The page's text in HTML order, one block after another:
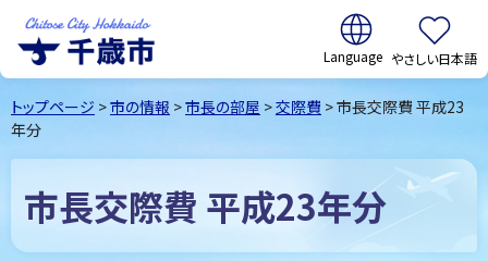
千歳市Chitose
City Hokkaido
翻訳:
やさしい日本語
トップページ >市の情報 >市長の部屋 >交際費 > 市長交際費 平成23
年分
市長交際費 平成23年分